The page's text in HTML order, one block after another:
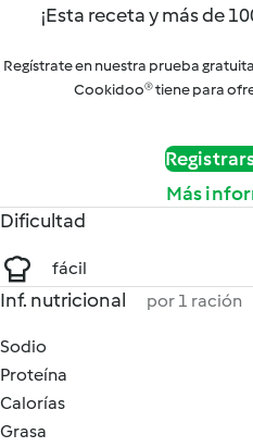
¡Esta receta y más de
Regístrate en nuestra prueba
Cookidoo® tiene para
Más
Dificultad
fácil
Inf. nutricional por 1 ración
Sodio
Proteína
Calorías
Grasa